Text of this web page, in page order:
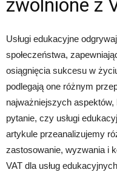
zwolnione z
Usługi edukacyjne
społeczeństwa,
osiągnięcia sukcesu w
podlegają one różnym
najważniejszych
pytanie, czy usługi
artykule przeanalizujemy
zastosowanie, wyzwania i
VAT dla usług